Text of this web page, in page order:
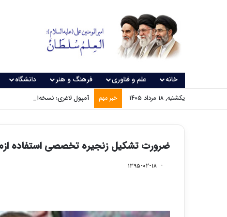
خانه علم و فناوری فرهنگ و هنر دانشگاه
یکشنبه, ۱۸ مرداد ۱۴۰۵ خبر مهم آمپول لاغری؛ نسخه‌ای که بدون
ضرورت تشکیل زنجیره تخصصی استفاده
۱۳۹۵-۰۲-۱۸